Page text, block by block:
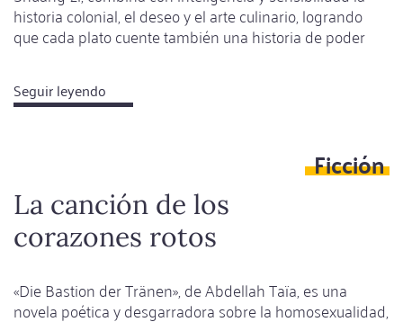
historia colonial, el deseo y el arte culinario, logrando
que cada plato cuente también una historia de poder
Seguir leyendo
La
cercanía
Ficción
La canción de los
corazones rotos
«Die Bastion der Tränen», de Abdellah Taïa, es una
novela poética y desgarradora sobre la homosexualidad,